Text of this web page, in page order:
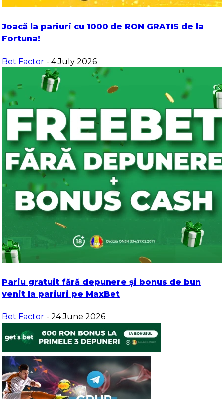
Joacă la pariuri cu 1000 de RON GRATIS de la
Fortuna!
Bet Factor - 4 July 2026
Pariu gratuit fără depunere și bonus de bun
venit la pariuri pe MaxBet
Bet Factor - 24 June 2026